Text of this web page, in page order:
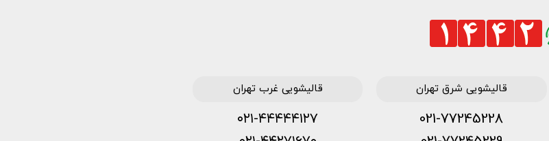
قالیشویی شرق تهران
021-77245228
قالیشویی غرب تهران
۰۲۱-۴۴۴۴۴۱۲۷